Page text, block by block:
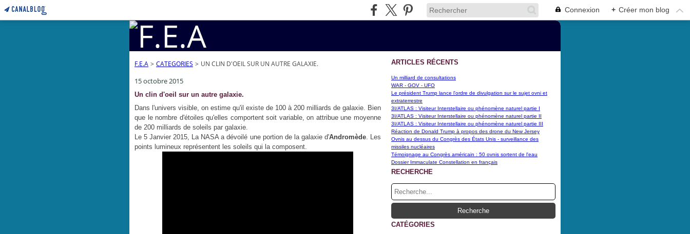
Connexion + Créer mon blog
F.E.A > CATEGORIES > UN CLIN D'OEIL SUR UN AUTRE GALAXIE.
15 octobre 2015
Un clin d'oeil sur un autre galaxie.
Dans l'univers visible, on estime qu'il existe de 100 à 200 milliards de galaxie. Bien
que le nombre d'étoiles qu'elles comportent soit variable, on attribue une moyenne
de 200 milliards de soleils par galaxie.
Le 5 Janvier 2015, La NASA a dévoilé une portion de la galaxie d'Andromède. Les
points lumineux représentent les soleils qui la composent.
ARTICLES RÉCENTS
Un milliard de consultations
WAR - GOV - UFO
Le président Trump lance l'ordre de divulgation sur le sujet ovni et
extraterrestre
3I/ATLAS : Visiteur Interstellaire ou phénomène naturel partie I
3I/ATLAS : Visiteur Interstellaire ou phénomène naturel partie II
3I/ATLAS : Visiteur Interstellaire ou phénomène naturel partie III
Réaction de Donald Trump à propos des drone du New Jersey
Ovnis au dessus du Congrès des États Unis - surveillance des
missiles nucléaires
Témoignage au Congrès américain : 50 ovnis sortent de l'eau
Dossier Immaculate Constellation en français
RECHERCHE
CATÉGORIES